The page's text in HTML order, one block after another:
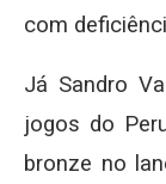
com
Já Sandro
jogos do
bronze no